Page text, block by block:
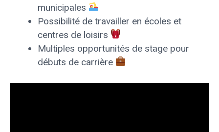
municipales
Possibilité de travailler en écoles et
centres de loisirs
Multiples opportunités de stage pour
débuts de carrière